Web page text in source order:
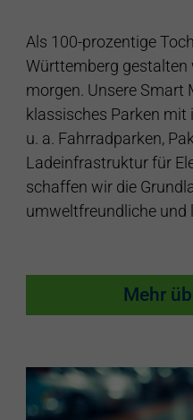
Als 100-prozentige
Württemberg
morgen. Unsere Smart
klassisches Parken
u. a. Fahrradparken,
Ladeinfrastruktur für
schaffen wir die
umweltfreundliche und
Mehr